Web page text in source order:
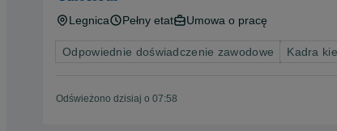
Legnica Pełny etat Umowa o pracę
Odpowiednie doświadczenie zawodowe Kadra
Odświeżono dzisiaj o 07:58